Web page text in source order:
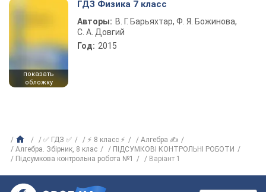
показать
обложку
ГДЗ Физика 7 класс
Авторы: В. Г. Барьяхтар, Ф. Я. Божинова,
С. А. Довгий
Год: 2015
✅ ГДЗ ✅ ⚡ 8 класс ⚡
Алгебра ✍
Алгебра. Збірник, 8 клас
ПІДСУМКОВІ КОНТРОЛЬНІ РОБОТИ
Підсумкова контрольна робота №1
Варіант 1